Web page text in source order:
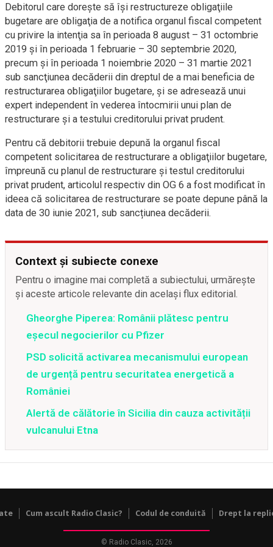
Debitorul care doreşte să îşi restructureze obligaţiile
bugetare are obligaţia de a notifica organul fiscal competent
cu privire la intenţia sa în perioada 8 august – 31 octombrie
2019 și în perioada 1 februarie – 30 septembrie 2020,
precum și în perioada 1 noiembrie 2020 – 31 martie 2021
sub sancţiunea decăderii din dreptul de a mai beneficia de
restructurarea obligaţiilor bugetare, şi se adresează unui
expert independent în vederea întocmirii unui plan de
restructurare şi a testului creditorului privat prudent.
Pentru că debitorii trebuie depună la organul fiscal
competent solicitarea de restructurare a obligaţiilor bugetare,
împreună cu planul de restructurare şi testul creditorului
privat prudent, articolul respectiv din OG 6 a fost modificat în
ideea că solicitarea de restructurare se poate depune până la
data de 30 iunie 2021, sub sancțiunea decăderii.
Context și subiecte conexe
Pentru o imagine mai completă a subiectului, urmărește
și aceste articole relevante din același flux editorial.
Gheorghe Piperea: Românii plătesc pentru
eșecul negocierilor cu Pfizer
PSD solicită activarea mecanismului european
de urgență pentru securitatea energetică a
României
Alertă de călătorie în Sicilia din cauza activității
vulcanului Etna
Cum ascult Radio Clasic? Codul de conduită Drept la
© Radio Clasic, 2026